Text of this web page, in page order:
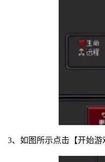
3、如图所示点击【开始游